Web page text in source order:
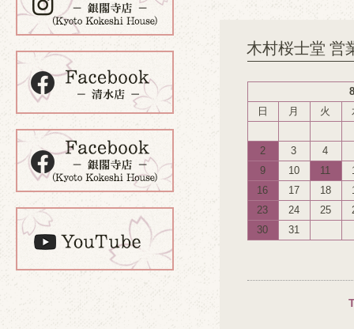
木村桜士堂 営
日
月 火
2 3
4
9
10 11
16
17 18
23
24 25
30
31